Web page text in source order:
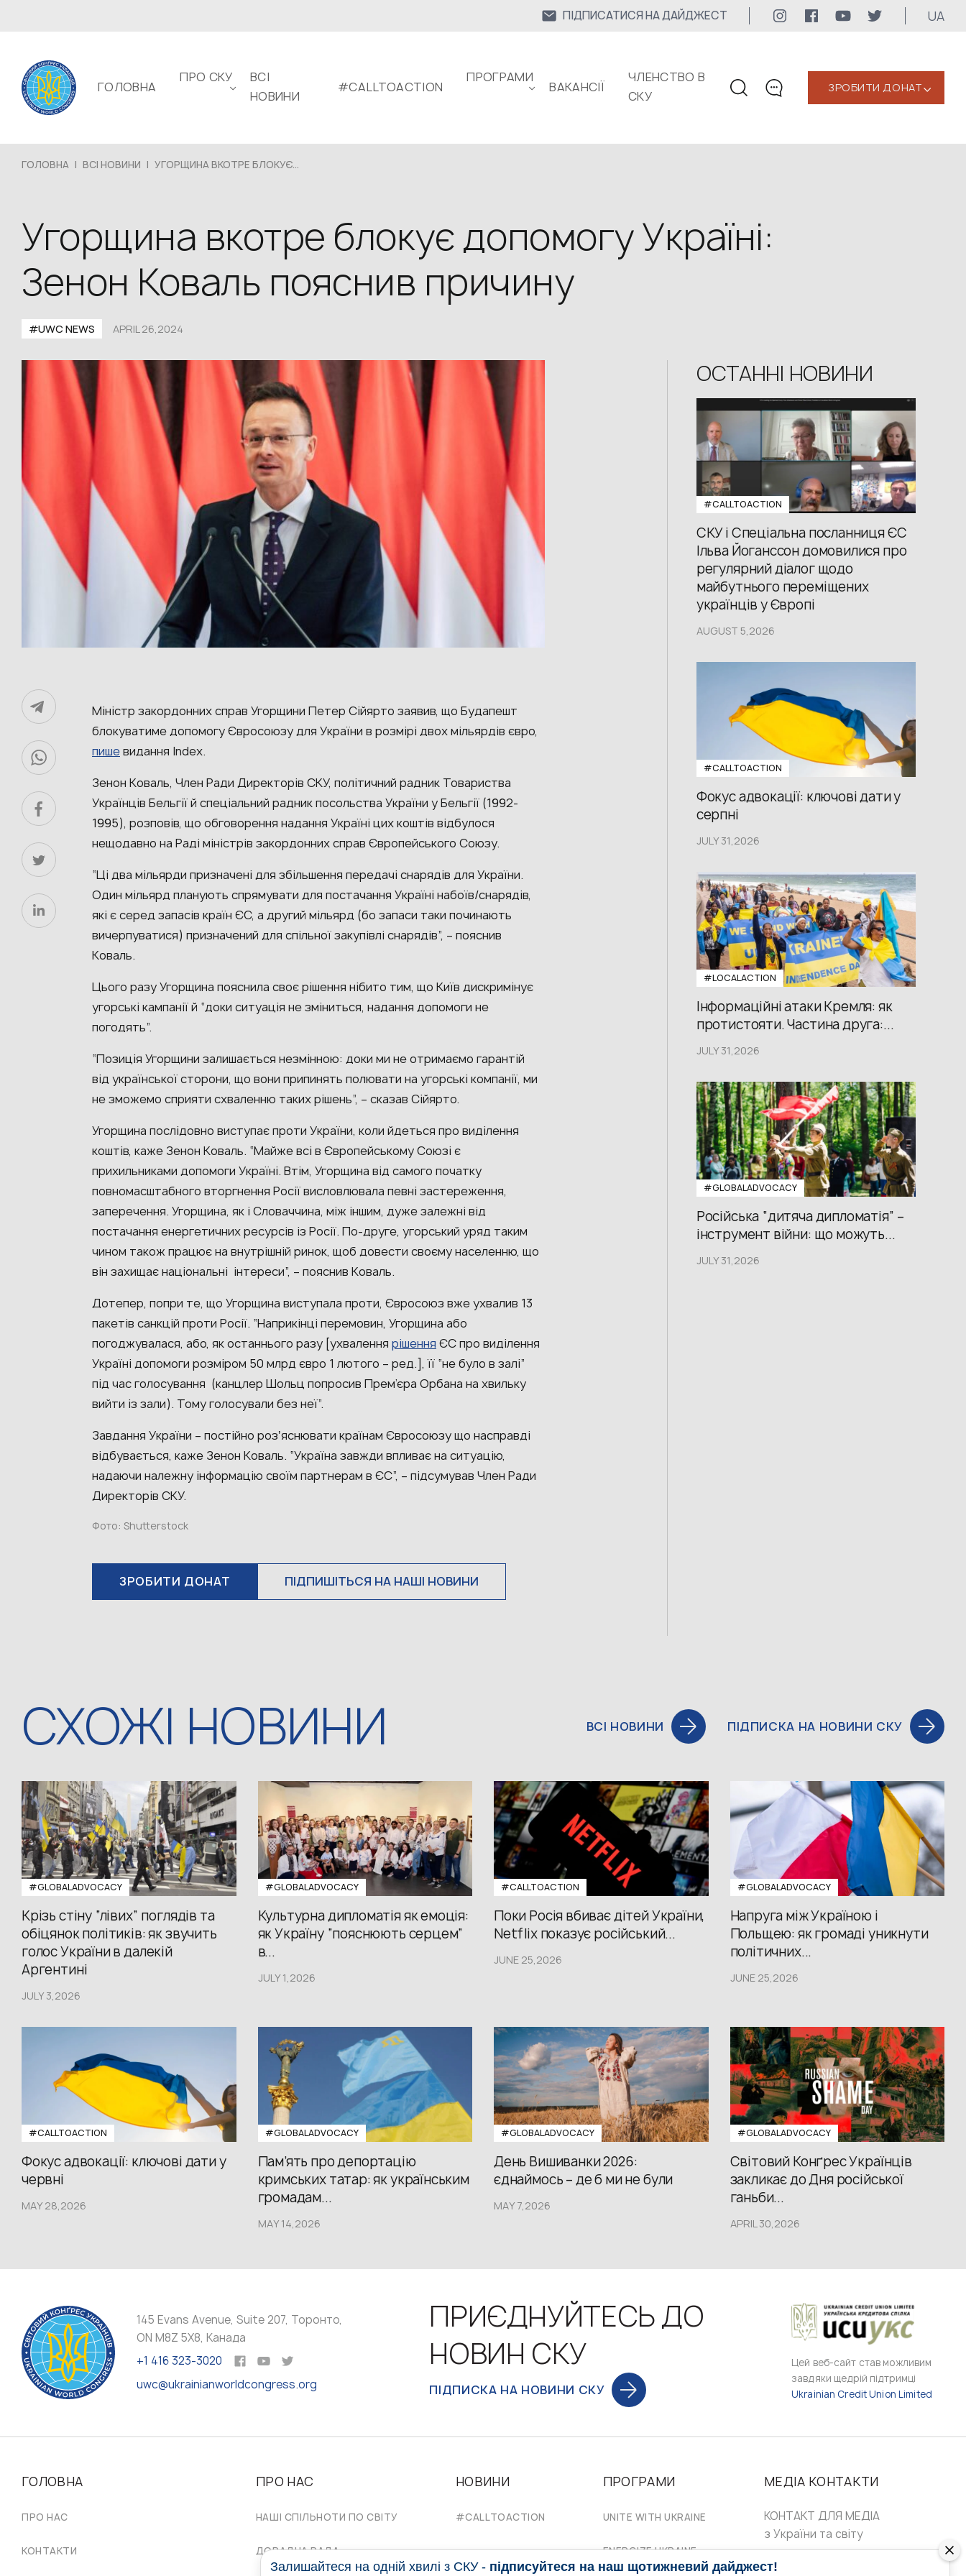
ПІДПИСАТИСЯ НА ДАЙДЖЕСТ UA
ГОЛОВНА
ПРО СКУ
ВСІ
НОВИНИ
#CALLTOACTION
ПРОГРАМИ
ВАКАНСІЇ
ЧЛЕНСТВО В
СКУ
КОНТАКТИ
Для медіа
ЗРОБИТИ ДОНАТ‹
ГОЛОВНА | ВСІ НОВИНИ | УГОРЩИНА ВКОТРЕ БЛОКУЄ...
Угорщина вкотре блокує допомогу Україні:
Зенон Коваль пояснив причину
#UWС NEWS APRIL 26,2024
Міністр закордонних справ Угорщини Петер Сійярто заявив, що Будапешт
блокуватиме допомогу Євросоюзу для України в розмірі двох мільярдів євро,
пишевидання Index.
Зенон Коваль, Член Ради Директорів СКУ, політичний радник Товариства
Українців Бельгії й спеціальний радник посольства України у Бельгії (1992-
1995), розповів, що обговорення надання Україні цих коштів відбулося
нещодавно на Раді міністрів закордонних справ Європейського Союзу.
“Ці два мільярди призначені для збільшення передачі снарядів для України.
Один мільярд планують спрямувати для постачання Україні набоїв/снарядів,
які є серед запасів країн ЄС, а другий мільярд (бо запаси таки починають
вичерпуватися) призначений для спільної закупівлі снарядів”, – пояснив
Коваль.
Цього разу Угорщина пояснила своє рішення нібито тим, що Київ дискримінує
угорські кампанії й “доки ситуація не зміниться, надання допомоги не
погодять”.
“Позиція Угорщини залишається незмінною: доки ми не отримаємо гарантій
від української сторони, що вони припинять полювати на угорські компанії, ми
не зможемо сприяти схваленню таких рішень”, – сказав Сійярто.
Угорщина послідовно виступає проти України, коли йдеться про виділення
коштів, каже Зенон Коваль. “Майже всі в Європейському Союзі є
прихильниками допомоги Україні. Втім, Угорщина від самого початку
повномасштабного вторгнення Росії висловлювала певні застереження,
заперечення. Угорщина, як і Словаччина, між іншим, дуже залежні від
постачання енергетичних ресурсів із Росії. По-друге, угорський уряд таким
чином також працює на внутрішній ринок, щоб довести своєму населенню, що
він захищає національні інтереси”, – пояснив Коваль.
Дотепер, попри те, що Угорщина виступала проти, Євросоюз вже ухвалив 13
пакетів санкцій проти Росії. “Наприкінці перемовин, Угорщина або
погоджувалася, або, як останнього разу [ухвалення рішення ЄС про виділення
Україні допомоги розміром 50 млрд євро 1 лютого – ред.], її “не було в залі”
під час голосування (канцлер Шольц попросив Прем’єра Орбана на хвильку
вийти із зали). Тому голосували без неї”.
Завдання України – постійно розʼяснювати країнам Євросоюзу що насправді
відбувається, каже Зенон Коваль. “Україна завжди впливає на ситуацію,
надаючи належну інформацію своїм партнерам в ЄС”, – підсумував Член Ради
Директорів СКУ.
Фото: Shutterstock
ЗРОБИТИ ДОНАТ ПІДПИШІТЬСЯ НА НАШІ НОВИНИ
ОСТАННІ НОВИНИ
#CALLTOACTION
СКУ і Спеціальна посланниця ЄС
Ільва Йоганссон домовилися про
регулярний діалог щодо
майбутнього переміщених
українців у Європі
AUGUST 5,2026
#CALLTOACTION
Фокус адвокації: ключові дати у
серпні
JULY 31,2026
#LOCALACTION
Інформаційні атаки Кремля: як
протистояти. Частина друга:...
JULY 31,2026
#GLOBALADVOCACY
Російська “дитяча дипломатія” –
інструмент війни: що можуть...
JULY 31,2026
СХОЖІ НОВИНИ ВСІ НОВИНИ ПІДПИСКА НА НОВИНИ СКУ
#GLOBALADVOCACY
Крізь стіну “лівих” поглядів та
обіцянок політиків: як звучить
голос України в далекій
Аргентині
JULY 3,2026
#GLOBALADVOCACY
Культурна дипломатія як емоція:
як Україну “пояснюють серцем”
в...
JULY 1,2026
#CALLTOACTION
Поки Росія вбиває дітей України,
Netflix показує російський...
JUNE 25,2026
#GLOBALADVOCACY
Напруга між Україною і
Польщею: як громаді уникнути
політичних...
JUNE 25,2026
#CALLTOACTION
Фокус адвокації: ключові дати у
червні
MAY 28,2026
#GLOBALADVOCACY
Пам’ять про депортацію
кримських татар: як українським
громадам...
MAY 14,2026
#GLOBALADVOCACY
День Вишиванки 2026:
єднаймось – де б ми не були
MAY 7,2026
#GLOBALADVOCACY
Світовий Конґрес Українців
закликає до Дня російської
ганьби...
APRIL 30,2026
145 Evans Avenue, Suite 207, Торонто,
ON M8Z 5X8, Канада
+1 416 323-3020
uwc@ukrainianworldcongress.org
ПРИЄДНУЙТЕСЬ ДО
НОВИН СКУ
ПІДПИСКА НА НОВИНИ СКУ
Цей веб-сайт став можливим
завдяки щедрій підтримці
Ukrainian Credit Union Limited
ГОЛОВНА
ПРО НАС
КОНТАКТИ
ПРО НАС
НАШІ СПІЛЬНОТИ ПО СВІТУ
ДОРАДЧА РАДА
НОВИНИ
#CALLTOACTION
ПРОГРАМИ
UNITE WITH UKRAINE
ENERGIZE UKRAINE
МЕДІА КОНТАКТИ
КОНТАКТ ДЛЯ МЕДІА
з України та світу
Ольга Доманська
Залишайтеся на одній хвилі з СКУ - підписуйтеся на наш щотижневий дайджест!